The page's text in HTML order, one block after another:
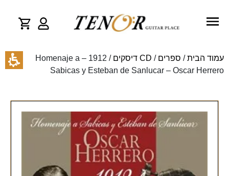
עמוד הבית/ ספרים / CD דיסקים
/ 1912 – Homenaje a
Sabicas y Esteban de Sanlucar – Oscar Herrero